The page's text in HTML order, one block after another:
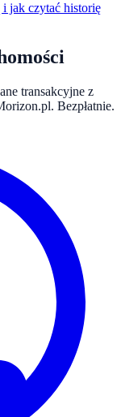
i jak czytać historię
transakcyjne z
Bezpłatnie.